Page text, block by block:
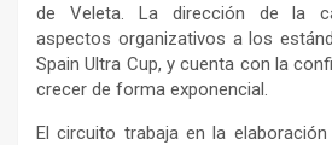
de Veleta. La dirección de la
aspectos organizativos a los
Spain Ultra Cup, y cuenta con la
crecer de forma exponencial.
El circuito trabaja en la